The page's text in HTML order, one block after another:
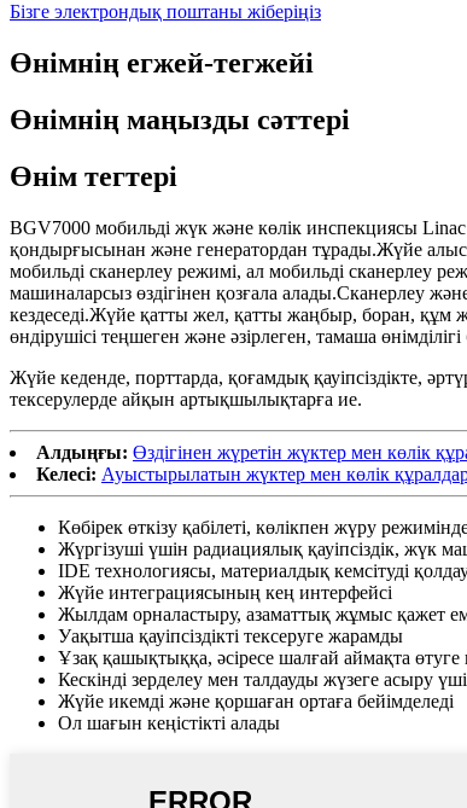
Бізге электрондық поштаны жіберіңіз
Өнімнің егжей-тегжейі
Өнімнің маңызды сәттері
Өнім тегтері
BGV7000 мобильді жүк және көлік инспекциясы
қондырғысынан және генератордан тұрады.Жүйе
мобильді сканерлеу режимі, ал мобильді сканерлеу
машиналарсыз өздігінен қозғала алады.Сканерлеу
кездеседі.Жүйе қатты жел, қатты жаңбыр, боран, құм
өндірушісі теңшеген және әзірлеген, тамаша
Жүйе кеденде, порттарда, қоғамдық қауіпсіздікте,
тексерулерде айқын артықшылықтарға ие.
Алдыңғы: Өздігінен жүретін жүктер мен көлік
Келесі: Ауыстырылатын жүктер мен көлік
Көбірек өткізу қабілеті, көлікпен жүру
Жүргізуші үшін радиациялық қауіпсіздік, жүк
IDE технологиясы, материалдық кемсітуді
Жүйе интеграциясының кең интерфейсі
Жылдам орналастыру, азаматтық жұмыс қажет
Уақытша қауіпсіздікті тексеруге жарамды
Ұзақ қашықтыққа, әсіресе шалғай аймақта өтуге
Кескінді зерделеу мен талдауды жүзеге асыру
Жүйе икемді және қоршаған ортаға бейімделеді
Ол шағын кеңістікті алады